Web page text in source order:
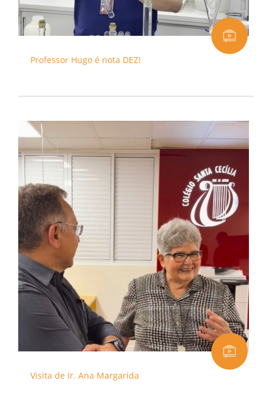
Professor Hugo é nota DEZ!
Visita de Ir. Ana Margarida